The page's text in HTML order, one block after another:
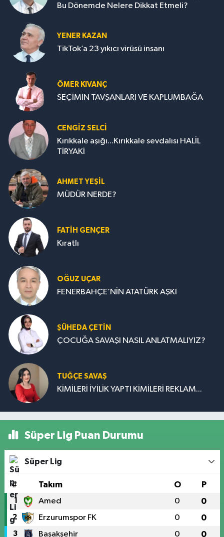
Bu Dönemde Nelere Dikkat Etmeli?
YENER KAZAN
TikTok’a 23 yıkıcı virüsü insanı
ÖMER KIVANÇ
SEÇİMİN TAVŞANLARI VE KAPLUMBAĞA
CENGİZ SELCİ
Kırıkkale aşığı...Kırıkkale sevdalısı HALİL
TİRYAKİ
AHMET YEŞİL
MÜDÜR NERDE?
FATIH GENÇER
Kıratlı
OĞUZ UÇAR
FENERBAHÇE’NİN ATATÜRK AŞKI
ŞÜHEDA ÇETİN
ÇOCUĞA SAVAŞI NASIL ANLATMALIYIZ?
TUĞÇE SAVAŞ
KİMİLERİ İYİLİK YAPTI KİMİLERİ REKLAM...
Süper Lig Puan Durumu
Süper Lig
# Takım O P
1 Amed 0 0
2 Erzurumspor FK 0 0
3 Başakşehir 0 0